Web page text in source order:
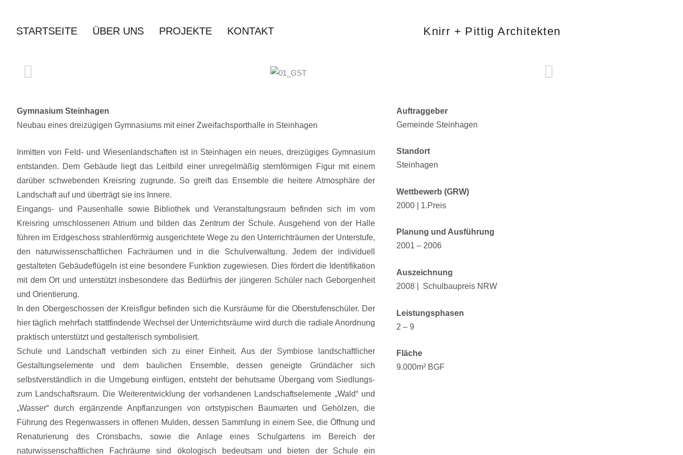
springenSTARTSEITE ÜBER UNS PROJEKTE KONTAKT Knirr + Pittig Architekten
Gymnasium Steinhagen
Neubau eines dreizügigen Gymnasiums mit einer Zweifachsporthalle in Steinhagen
Inmitten von Feld- und Wiesenlandschaften ist in Steinhagen ein neues, dreizügiges Gymnasium
entstanden. Dem Gebäude liegt das Leitbild einer unregelmäßig sternförmigen Figur mit einem
darüber schwebenden Kreisring zugrunde. So greift das Ensemble die heitere Atmosphäre der
Landschaft auf und überträgt sie ins Innere.
Eingangs- und Pausenhalle sowie Bibliothek und Veranstaltungsraum befinden sich im vom
Kreisring umschlossenen Atrium und bilden das Zentrum der Schule. Ausgehend von der Halle
führen im Erdgeschoss strahlenförmig ausgerichtete Wege zu den Unterrichträumen der Unterstufe,
den naturwissenschaftlichen Fachräumen und in die Schulverwaltung. Jedem der individuell
gestalteten Gebäudeflügeln ist eine besondere Funktion zugewiesen. Dies fördert die Identifikation
mit dem Ort und unterstützt insbesondere das Bedürfnis der jüngeren Schüler nach Geborgenheit
und Orientierung.
In den Obergeschossen der Kreisfigur befinden sich die Kursräume für die Oberstufenschüler. Der
hier täglich mehrfach stattfindende Wechsel der Unterrichtsräume wird durch die radiale Anordnung
praktisch unterstützt und gestalterisch symbolisiert.
Schule und Landschaft verbinden sich zu einer Einheit. Aus der Symbiose landschaftlicher
Gestaltungselemente und dem baulichen Ensemble, dessen geneigte Gründächer sich
selbstverständlich in die Umgebung einfügen, entsteht der behutsame Übergang vom Siedlungs-
zum Landschaftsraum. Die Weiterentwicklung der vorhandenen Landschaftselemente „Wald“ und
„Wasser“ durch ergänzende Anpflanzungen von ortstypischen Baumarten und Gehölzen, die
Führung des Regenwassers in offenen Mulden, dessen Sammlung in einem See, die Öffnung und
Renaturierung des Cronsbachs, sowie die Anlage eines Schulgartens im Bereich der
naturwissenschaftlichen Fachräume sind ökologisch bedeutsam und bieten der Schule ein
Auftraggeber
Gemeinde Steinhagen
Standort
Steinhagen
Wettbewerb (GRW)
2000 | 1.Preis
Planung und Ausführung
2001 – 2006
Auszeichnung
2008 | Schulbaupreis NRW
Leistungsphasen
2 – 9
Fläche
9.000m² BGF